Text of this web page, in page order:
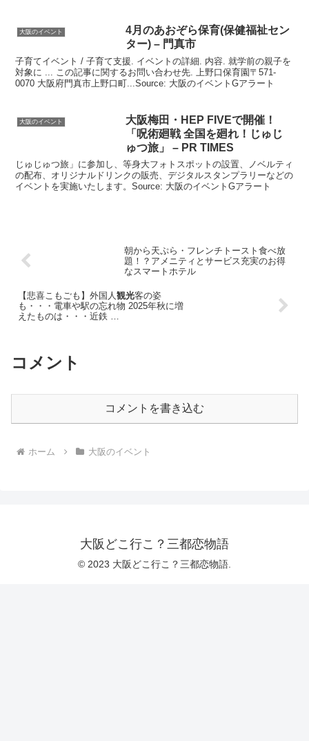
大阪のイベント
4月のあおぞら保育(保健福祉セン
ター) – 門真市
子育てイベント / 子育て支援. イベントの詳細. 内容. 就学前の親子を
対象に ... この記事に関するお問い合わせ先. 上野口保育園〒571-
0070 大阪府門真市上野口町...Source: 大阪のイベントGアラート
大阪のイベント 大阪梅田・HEP FIVEで開催！
「呪術廻戦 全国を廻れ！じゅじ
ゅつ旅」 – PR TIMES
じゅじゅつ旅」に参加し、等身大フォトスポットの設置、ノベルティ
の配布、オリジナルドリンクの販売、デジタルスタンプラリーなどの
イベントを実施いたします。Source: 大阪のイベントGアラート
朝から天ぷら・フレンチトースト食べ放
題！？アメニティとサービス充実のお得
なスマートホテル
【悲喜こもごも】外国人 観光客の姿
も・・・電車や駅の忘れ物 2025年秋に増
えたものは・・・近鉄 …
コメント
コメントを書き込む
ホーム 大阪のイベント
大阪どこ行こ？三都恋物語
© 2023 大阪どこ行こ？三都恋物語.